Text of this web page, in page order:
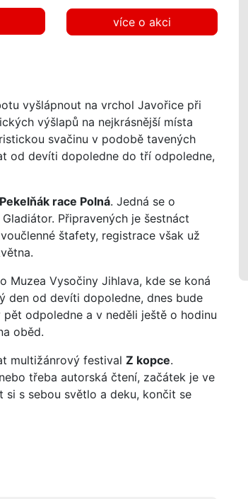
vyšlápnout na vrchol Javořice při
výšlapů na nejkrásnější místa
svačinu v podobě tavených
od devíti dopoledne do tří odpoledne,
Pekelňák race Polná. Jedná se o
Připravených je šestnáct
štafety, registrace však už
Muzea Vysočiny Jihlava, kde se koná
den od devíti dopoledne, dnes bude
odpoledne a v neděli ještě o hodinu
oběd.
multižánrový festival Z kopce.
třeba autorská čtení, začátek je ve
s sebou světlo a deku, končit se